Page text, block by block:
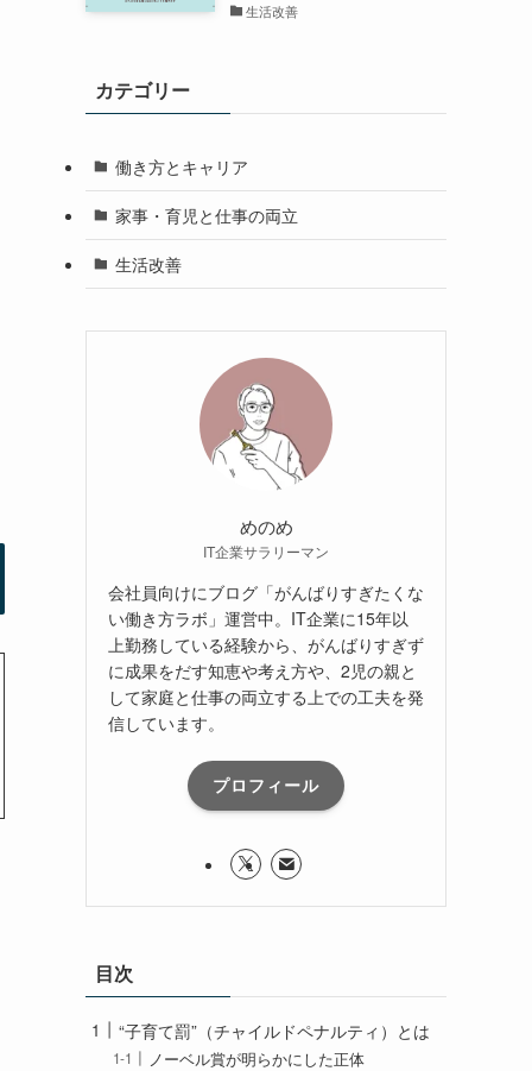
生活改善
カテゴリー
働き方とキャリア
家事・育児と仕事の両立
生活改善
めのめ
IT企業サラリーマン
会社員向けにブログ「がんばりすぎたくな
い働き方ラボ」運営中。IT企業に15年以
上勤務している経験から、がんばりすぎず
に成果をだす知恵や考え方や、2児の親と
して家庭と仕事の両立する上での工夫を発
信しています。
プロフィール
目次
“子育て罰”（チャイルドペナルティ）とは
ノーベル賞が明らかにした正体